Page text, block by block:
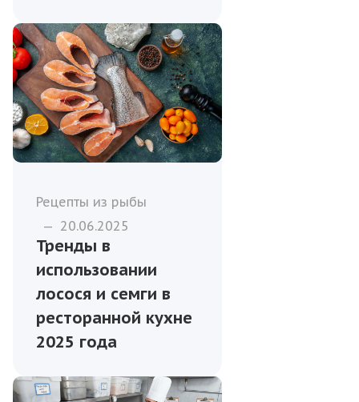
Рецепты из рыбы
— 20.06.2025
Тренды в
использовании
лосося и семги в
ресторанной кухне
2025 года